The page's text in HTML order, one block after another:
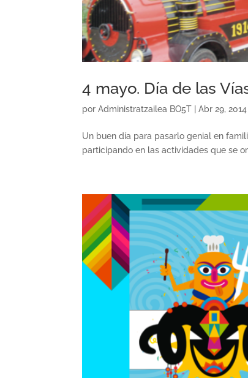
4 mayo. Día de las
porAdministratzailea BO5T |Abr 29, 2014
Un buen día para pasarlo genial en
participando en las actividades que se